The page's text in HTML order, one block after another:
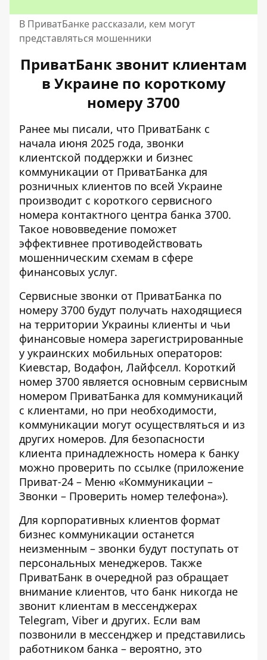
В ПриватБанке рассказали, кем могут
представляться мошенники
ПриватБанк звонит клиентам
в Украине по короткому
номеру 3700
Ранее мы писали, что ПриватБанк с
начала июня 2025 года, звонки
клиентской поддержки и бизнес
коммуникации от ПриватБанка для
розничных клиентов по всей Украине
производит с короткого сервисного
номера контактного центра банка 3700.
Такое нововведение поможет
эффективнее противодействовать
мошенническим схемам в сфере
финансовых услуг.
Сервисные звонки от ПриватБанка по
номеру 3700 будут получать находящиеся
на территории Украины клиенты и чьи
финансовые номера зарегистрированные
у украинских мобильных операторов:
Киевстар, Водафон, Лайфселл. Короткий
номер 3700 является основным сервисным
номером ПриватБанка для коммуникаций
с клиентами, но при необходимости,
коммуникации могут осуществляться и из
других номеров. Для безопасности
клиента принадлежность номера к банку
можно проверить по ссылке (приложение
Приват-24 – Меню «Коммуникации –
Звонки – Проверить номер телефона»).
Для корпоративных клиентов формат
бизнес коммуникации останется
неизменным – звонки будут поступать от
персональных менеджеров. Также
ПриватБанк в очередной раз обращает
внимание клиентов, что банк никогда не
звонит клиентам в мессенджерах
Telegram, Viber и других. Если вам
позвонили в мессенджер и представились
работником банка – вероятно, это